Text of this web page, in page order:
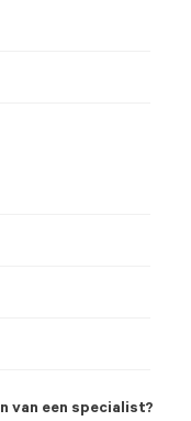
van een specialist?